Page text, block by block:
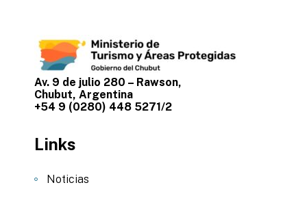
Av. 9 de julio 280 – Rawson,
Chubut, Argentina
+54 9 (0280) 448 5271/2
Links
Noticias